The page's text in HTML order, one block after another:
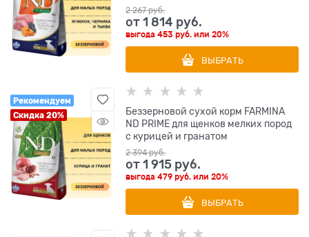
2 267 руб.
от1 814 руб.
выгода453 руб. или20%
ВЫБРАТЬ
Рекомендуем
Скидка 20%
Беззерновой cухой корм FARMINA
ND PRIME для щенков мелких пород
с курицей и гранатом
2 394 руб.
от1 915 руб.
выгода479 руб. или20%
ВЫБРАТЬ